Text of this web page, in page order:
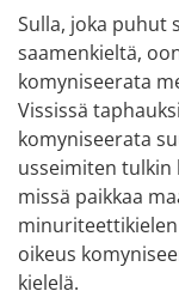
Sulla, joka puhut
saamenkieltä,
komyniseerata
Vississä
komyniseerata
usseimiten tulkin
missä paikkaa
oikeus
kielelä.